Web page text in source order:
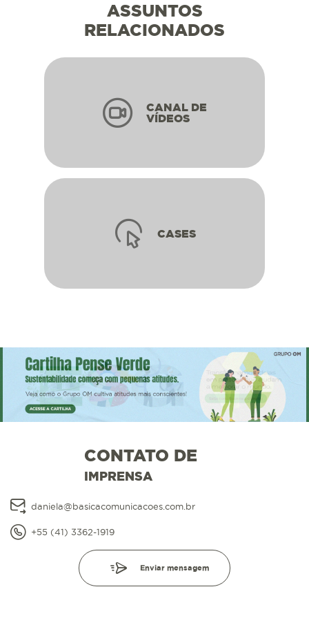
ASSUNTOS
RELACIONADOS
CANAL DE
VÍDEOS
CASES
CONTATO DE
IMPRENSA
daniela@basicacomunicacoes.com.br
+55 (41) 3362-1919
Enviar mensagem